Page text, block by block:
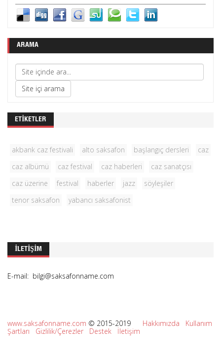
ARAMA
ETIKETLER
akbank caz festivali alto saksafon başlangıç dersleri
caz
caz albümü
caz festival caz haberleri
caz sanatçısı
caz üzerine
festival haberler jazz
söyleşiler
tenor saksafon
yabancı saksafonist
İLETIŞIM
E-mail: bilgi@saksafonname.com
www.saksafonname.com © 2015-2019 Hakkımızda
Kullanım
Şartları
Gizlilik/Çerezler Destek İletişim